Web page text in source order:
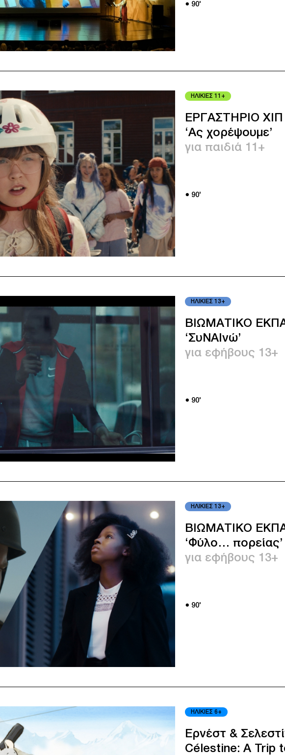
● 90'
ΗΛΙΚΙΕΣ 11+
ΕΡΓΑΣΤΗΡΙΟ
‘Ας χορέψουμε’
για παιδιά 11+
● 90'
ΗΛΙΚΙΕΣ 13+
ΒΙΩΜΑΤΙΚΟ
‘ΣυΝΑΙνώ’
για εφήβους 13+
● 90'
ΗΛΙΚΙΕΣ 13+
ΒΙΩΜΑΤΙΚΟ
‘Φύλο… πορείας’
για εφήβους 13+
● 90'
ΗΛΙΚΙΕΣ 6+
Ερνέστ &
Célestine: A Trip